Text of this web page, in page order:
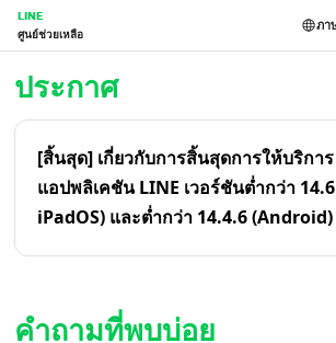
LINE
ศูนย์ช่วยเหลือ
ภา
ประกาศ
[สิ้นสุด] เกี่ยวกับการสิ้นสุดการให้บริการ
แอปพลิเคชัน LINE เวอร์ชันต่ำกว่า
iPadOS) และต่ำกว่า 14.4.6 (Android)
คำถามที่พบบ่อย